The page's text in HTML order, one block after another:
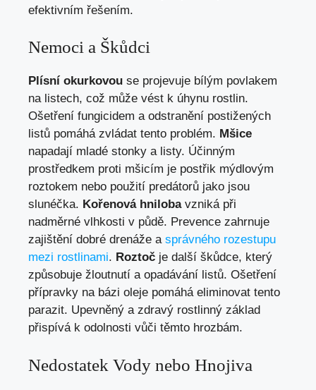
efektivním řešením.
Nemoci a Škůdci
Plísní okurkovou se projevuje bílým povlakem
na listech, což může vést k úhynu rostlin.
Ošetření fungicidem a odstranění postižených
listů pomáhá zvládat tento problém. Mšice
napadají mladé stonky a listy. Účinným
prostředkem proti mšicím je postřik mýdlovým
roztokem nebo použití predátorů jako jsou
slunéčka. Kořenová hnilobavzniká při
nadměrné vlhkosti v půdě. Prevence zahrnuje
zajištění dobré drenáže a správného rozestupu
mezi rostlinami. Roztoč je další škůdce, který
způsobuje žloutnutí a opadávání listů. Ošetření
přípravky na bázi oleje pomáhá eliminovat tento
parazit. Upevněný a zdravý rostlinný základ
přispívá k odolnosti vůči těmto hrozbám.
Nedostatek Vody nebo Hnojiva